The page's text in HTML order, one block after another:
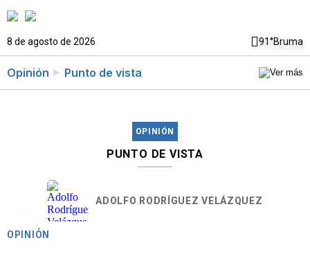
8 de agosto de 2026 91°Bruma
Opinión Punto de vista
OPINIÓN
PUNTO DE VISTA
ADOLFO RODRÍGUEZ VELÁZQUEZ
OPINIÓN